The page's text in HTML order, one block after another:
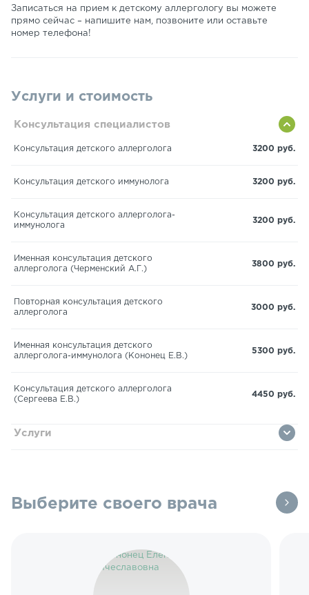
Записаться на прием к детскому аллергологу вы можете
прямо сейчас – напишите нам, позвоните или оставьте
номер телефона!
Услуги и стоимость
Консультация специалистов
Консультация детского аллерголога 3200 руб.
Консультация детского иммунолога 3200 руб.
Консультация детского аллерголога-
иммунолога
3200 руб.
Именная консультация детского
аллерголога (Черменский А.Г.)
3800 руб.
Повторная консультация детского
аллерголога
3000 руб.
Именная консультация детского
аллерголога-иммунолога (Кононец Е.В.)
5300 руб.
Консультация детского аллерголога
(Сергеева Е.В.)
4450 руб.
Услуги
Выберите своего врача